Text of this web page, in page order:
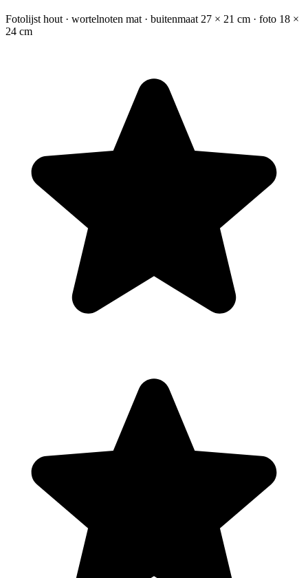
Fotolijst hout · wortelnoten mat · buitenmaat 27 × 21 cm · foto 18 ×
24 cm